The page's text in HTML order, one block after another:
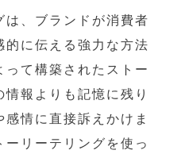
、ブランドが消費者
に伝える強力な方法
て構築されたストー
報よりも記憶に残り
情に直接訴えかけま
リーテリングを使っ